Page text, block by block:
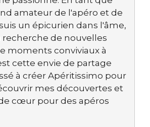
amateur de l'apéro et de
un épicurien dans l'âme,
recherche de nouvelles
moments conviviaux à
cette envie de partage
à créer Apéritissimo pour
mes découvertes et
cœur pour des apéros